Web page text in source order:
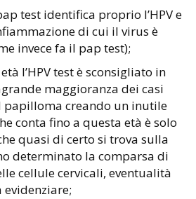
test identifica proprio l’HPV e
di cui il virus è
invece fa il pap test);
l’HPV test è sconsigliato in
maggioranza dei casi
creando un inutile
conta fino a questa età è solo
quasi di certo si trova sulla
determinato la comparsa di
cellule cervicali, eventualità
evidenziare;